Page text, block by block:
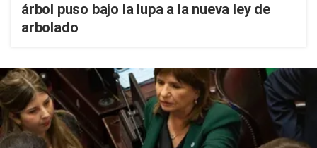
árbol puso bajo la lupa a la nueva ley de
arbolado